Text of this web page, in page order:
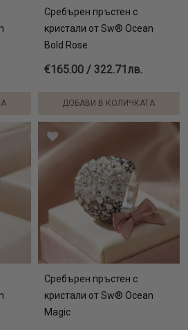
Сребърен пръстен с
кристали от Sw® Ocean
Bold Rose
€165.00 / 322.71лв.
ДОБАВИ В КОЛИЧКАТА
Сребърен пръстен с
кристали от Sw® Ocean
Magic